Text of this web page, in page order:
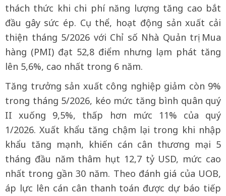
thách thức khi chi phí năng lượng tăng cao bắt
đầu gây sức ép. Cụ thể, hoạt động sản xuất cải
thiện tháng 5/2026 với Chỉ số Nhà Quản trị Mua
hàng (PMI) đạt 52,8 điểm nhưng lạm phát tăng
lên 5,6%, cao nhất trong 6 năm.
Tăng trưởng sản xuất công nghiệp giảm còn 9%
trong tháng 5/2026, kéo mức tăng bình quân quý
II xuống 9,5%, thấp hơn mức 11% của quý
1/2026. Xuất khẩu tăng chậm lại trong khi nhập
khẩu tăng mạnh, khiến cán cân thương mại 5
tháng đầu năm thâm hụt 12,7 tỷ USD, mức cao
nhất trong gần 30 năm. Theo đánh giá của UOB,
áp lực lên cán cân thanh toán được dự báo tiếp